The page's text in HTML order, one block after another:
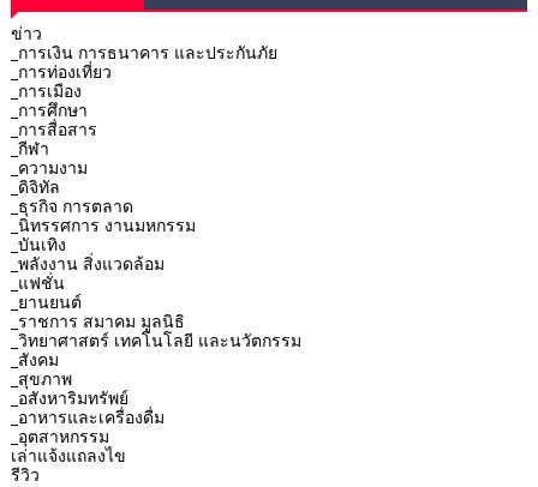
ข่าว
_การเงิน การธนาคาร และประกันภัย
_การท่องเที่ยว
_การเมือง
_การศึกษา
_การสื่อสาร
_กีฬา
_ความงาม
_ดิจิทัล
_ธุรกิจ การตลาด
_นิทรรศการ งานมหกรรม
_บันเทิง
_พลังงาน สิ่งแวดล้อม
_แฟชั่น
_ยานยนต์
_ราชการ สมาคม มูลนิธิ
_วิทยาศาสตร์ เทคโนโลยี และนวัตกรรม
_สังคม
_สุขภาพ
_อสังหาริมทรัพย์
_อาหารและเครื่องดื่ม
_อุตสาหกรรม
เล่าแจ้งแถลงไข
รีวิว